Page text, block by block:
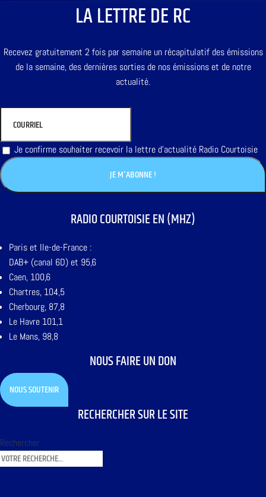
LA LETTRE DE RC
Recevez gratuitement 2 fois par semaine un récapitulatif des émissions
de la semaine, des dernières sorties de nos émissions et de notre
actualité.
Je confirme souhaiter recevoir la lettre d'actualité Radio Courtoisie
RADIO COURTOISIE EN (MHZ)
Paris et Ile-de-France :
DAB+ (canal 6D) et 95,6
Caen, 100,6
Chartres, 104,5
Cherbourg, 87,8
Le Havre 101,1
Le Mans, 98,8
NOUS FAIRE UN DON
NOUS SOUTENIR
RECHERCHER SUR LE SITE
Rechercher